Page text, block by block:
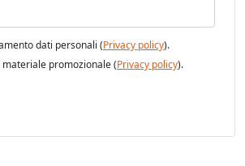
dati personali (Privacy policy).
promozionale (Privacy policy).